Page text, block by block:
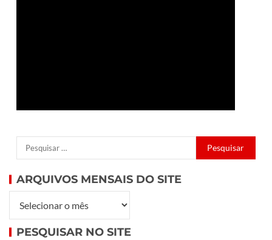
ARQUIVOS MENSAIS DO SITE
PESQUISAR NO SITE